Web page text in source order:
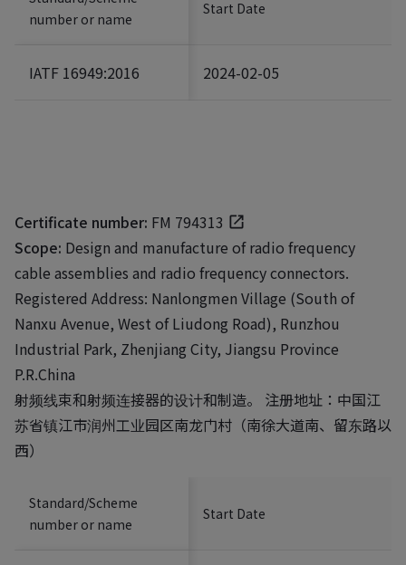
number or name
Start Date
IATF 16949:2016 2024-02-05
Certificate number: FM 794313
Scope: Design and manufacture of radio frequency
cable assemblies and radio frequency connectors.
Registered Address: Nanlongmen Village (South of
Nanxu Avenue, West of Liudong Road), Runzhou
Industrial Park, Zhenjiang City, Jiangsu Province
P.R.China
射频线束和射频连接器的设计和制造。 注册地址：中国江
苏省镇江市润州工业园区南龙门村（南徐大道南、留东路以
西）
Standard/Scheme
number or name
Start Date